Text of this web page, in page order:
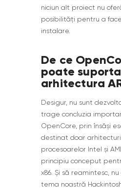
niciun alt proiect nu
posibilități pentru a
instalare.
De ce
poate suporta
arhitectura
Desigur, nu sunt
trage concluzia
OpenCore, prin însăși
destinat doar arhitecturii
procesoarelor Intel și
principiu conceput
x86. Și să reamintesc,
tema noastră